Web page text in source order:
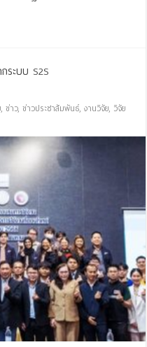
ระบบ S2S
,ข่าว,ข่าวประชาสัมพันธ์,งานวิจัย, วิจัย